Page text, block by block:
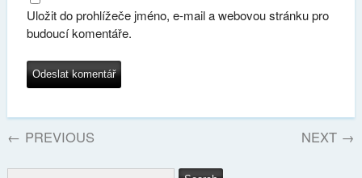
Uložit do prohlížeče jméno, e-mail a webovou stránku pro
budoucí komentáře.
← PREVIOUS NEXT →